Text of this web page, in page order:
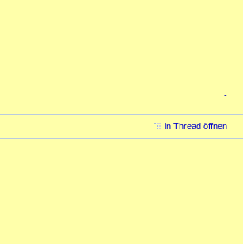
-
in Thread öffnen